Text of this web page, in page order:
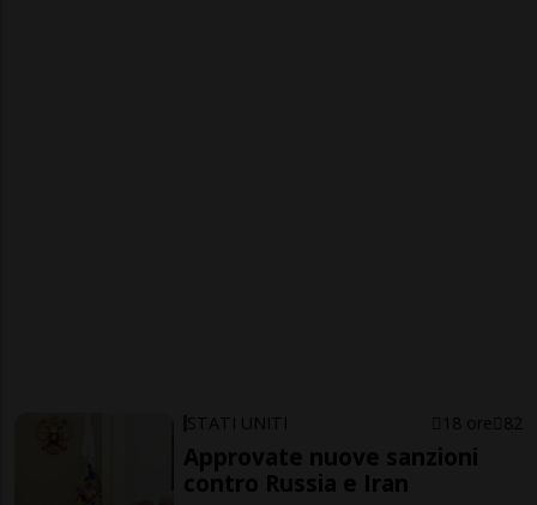
STATI UNITI 18 ore 82
Approvate nuove sanzioni
contro Russia e Iran